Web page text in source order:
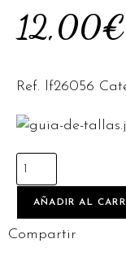
12,00€
Ref. lf26056
AÑADIR AL
Compartir